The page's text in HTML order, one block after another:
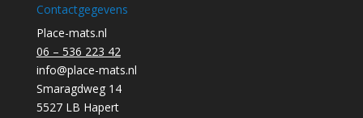
Contactgegevens
Place-mats.nl
06 – 536 223 42
info@place-mats.nl
Smaragdweg 14
5527 LB Hapert